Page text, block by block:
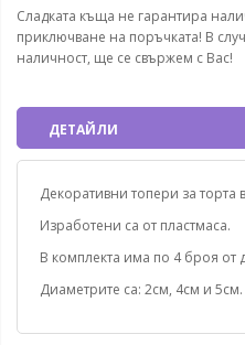
Сладката къща не гарантира
приключване на поръчката! В
наличност, ще се свържем с Вас!
ДЕТАЙЛИ
Декоративни топери за торта
Изработени са от пластмаса.
В комплекта има по 4 броя от
Диаметрите са: 2см, 4см и 5см.